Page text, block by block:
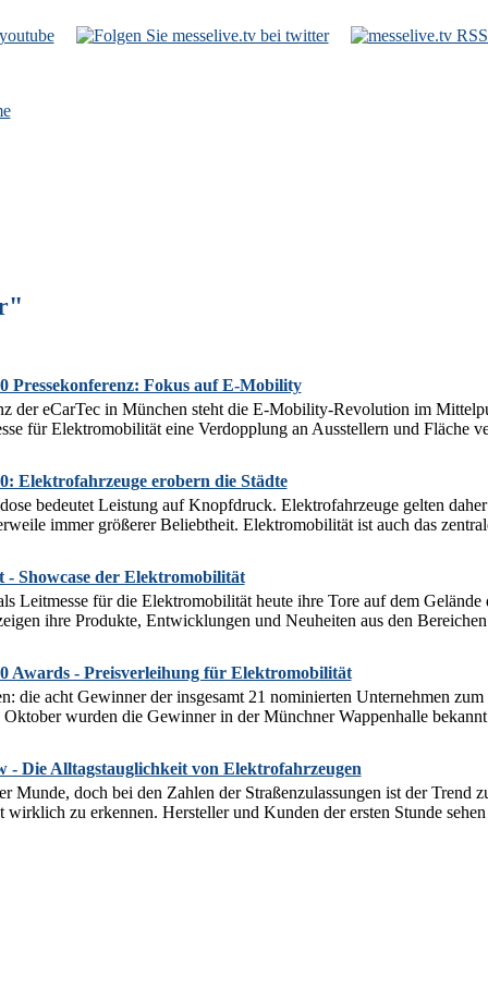
Pressekonferenz: Fokus auf E-Mobility
der eCarTec in München steht die E-Mobility-Revolution im
für Elektromobilität eine Verdopplung an Ausstellern und Fläche
Elektrofahrzeuge erobern die Städte
bedeutet Leistung auf Knopfdruck. Elektrofahrzeuge gelten
immer größerer Beliebtheit. Elektromobilität ist auch das
- Showcase der Elektromobilität
Leitmesse für die Elektromobilität heute ihre Tore auf dem
ihre Produkte, Entwicklungen und Neuheiten aus den
Awards - Preisverleihung für Elektromobilität
die acht Gewinner der insgesamt 21 nominierten Unternehmen
wurden die Gewinner in der Münchner Wappenhalle
- Die Alltagstauglichkeit von Elektrofahrzeugen
Munde, doch bei den Zahlen der Straßenzulassungen ist der Trend
wirklich zu erkennen. Hersteller und Kunden der ersten Stunde